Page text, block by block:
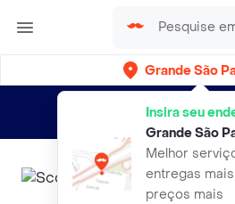
Grande São
Insira seu
Grande São
Melhor
entregas
preços mais
Entregas grátis por 15